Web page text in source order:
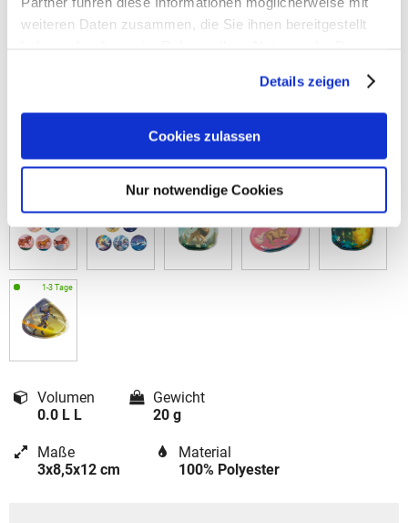
weiteren Daten zusammen, die Sie ihnen bereitgestellt
Details zeigen
Cookies zulassen
Nur notwendige Cookies
Volumen
0.0 L L
Gewicht
20 g
Maße
3x8,5x12 cm
Material
100% Polyester